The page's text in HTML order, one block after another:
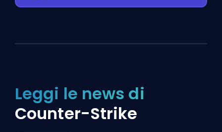
Leggi le news di
Counter-Strike